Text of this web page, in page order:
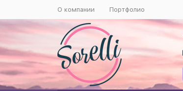
О компании Портфолио